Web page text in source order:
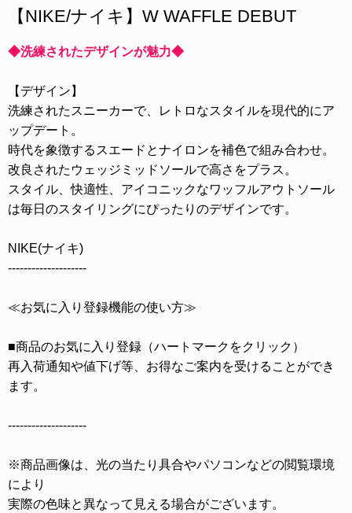
【NIKE/ナイキ】W WAFFLE DEBUT
◆洗練されたデザインが魅力◆
【デザイン】
洗練されたスニーカーで、レトロなスタイルを現代的にア
ップデート。
時代を象徴するスエードとナイロンを補色で組み合わせ。
改良されたウェッジミッドソールで高さをプラス。
スタイル、快適性、アイコニックなワッフルアウトソール
は毎日のスタイリングにぴったりのデザインです。
NIKE(ナイキ)
--------------------
≪お気に入り登録機能の使い方≫
■商品のお気に入り登録（ハートマークをクリック）
再入荷通知や値下げ等、お得なご案内を受けることができ
ます。
--------------------
※商品画像は、光の当たり具合やパソコンなどの閲覧環境
により
実際の色味と異なって見える場合がございます。